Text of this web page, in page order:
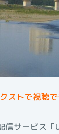
ストで視聴で
信サービス「